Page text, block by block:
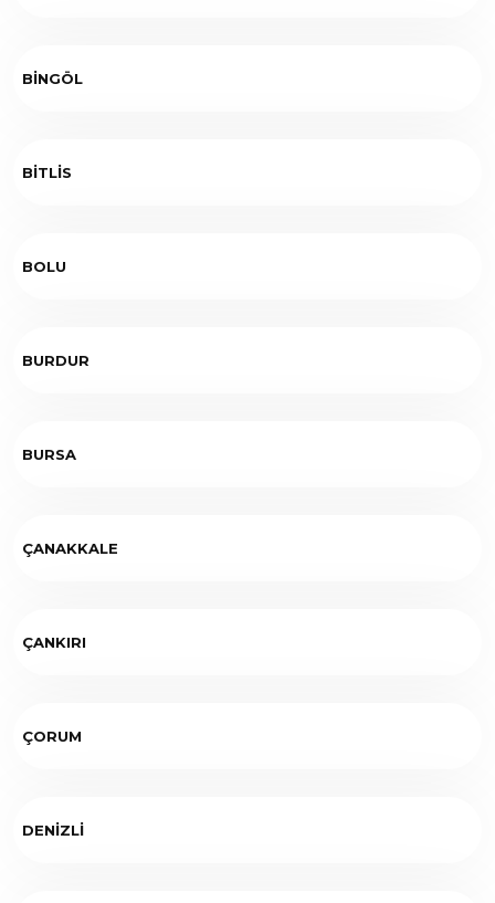
BİNGÖL
BİTLİS
BOLU
BURDUR
BURSA
ÇANAKKALE
ÇANKIRI
ÇORUM
DENİZLİ